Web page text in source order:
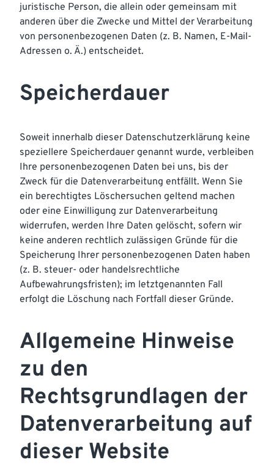
juristische Person, die allein oder gemeinsam mit
anderen über die Zwecke und Mittel der Verarbeitung
von personenbezogenen Daten (z. B. Namen, E-Mail-
Adressen o. Ä.) entscheidet.
Speicherdauer
Soweit innerhalb dieser Datenschutzerklärung keine
speziellere Speicherdauer genannt wurde, verbleiben
Ihre personenbezogenen Daten bei uns, bis der
Zweck für die Datenverarbeitung entfällt. Wenn Sie
ein berechtigtes Löschersuchen geltend machen
oder eine Einwilligung zur Datenverarbeitung
widerrufen, werden Ihre Daten gelöscht, sofern wir
keine anderen rechtlich zulässigen Gründe für die
Speicherung Ihrer personenbezogenen Daten haben
(z. B. steuer- oder handelsrechtliche
Aufbewahrungsfristen); im letztgenannten Fall
erfolgt die Löschung nach Fortfall dieser Gründe.
Allgemeine Hinweise
zu den
Rechtsgrundlagen der
Datenverarbeitung auf
dieser Website